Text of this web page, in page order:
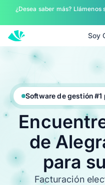
¿Desea saber más?
Soy
Inicio
Soluciones
POR TIPO DE EMPRESA
Soy Contador
Alegra ERP
POR PRODUCTO
ERP
Facturación Electrónica
POS
Software de gestión #1
de
para su
Facturación